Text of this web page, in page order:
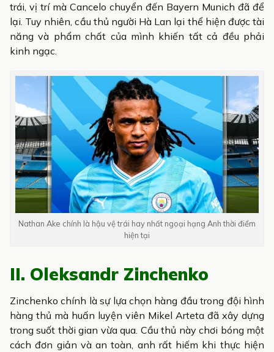
trái, vị trí mà Cancelo chuyển đến Bayern Munich đã để
lại. Tuy nhiên, cầu thủ người Hà Lan lại thể hiện được tài
năng và phẩm chất của mình khiến tất cả đều phải
kinh ngạc.
Nathan Ake chính là hậu vệ trái hay nhất ngoại hạng Anh thời điểm
hiện tại
II. Oleksandr Zinchenko
Zinchenko chính là sự lựa chọn hàng đầu trong đội hình
hàng thủ mà huấn luyện viên Mikel Arteta đã xây dựng
trong suốt thời gian vừa qua. Cầu thủ này chơi bóng một
cách đơn giản và an toàn, anh rất hiếm khi thực hiện